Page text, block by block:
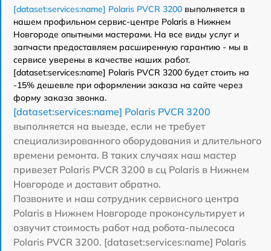
[dataset:services:name] Polaris PVCR 3200 выполняется в
нашем профильном сервис-центре Polaris в Нижнем
Новгороде опытными мастерами. На все виды услуг и
запчасти предоставляем расширенную гарантию - мы в
сервисе уверены в качестве наших работ.
[dataset:services:name] Polaris PVCR 3200 будет стоить на
-15% дешевле при оформлении заказа на сайте через
форму заказа звонка.
[dataset:services:name] Polaris PVCR 3200
выполняется на выезде, если не требует
специализированного оборудования и длительного
времени ремонта. В таких случаях наш мастер
привезет Polaris PVCR 3200 в сц Polaris в Нижнем
Новгороде и доставит обратно.
Позвоните и наш сотрудник сервисного центра
Polaris в Нижнем Новгороде проконсультирует и
озвучит стоимость работ над робота-пылесоса
Polaris PVCR 3200. [dataset:services:name] Polaris